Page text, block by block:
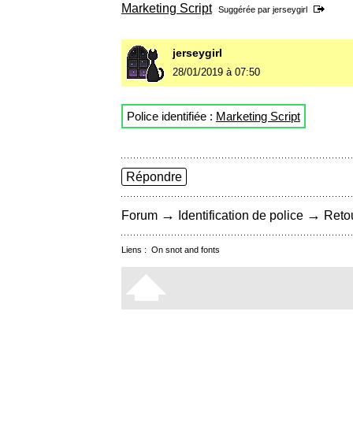
Marketing Script Suggérée par jerseygirl
jerseygirl
28/01/2019 à 07:50
Police identifiée : Marketing Script
Répondre
Forum → Identification de police →
Liens : On snot and fonts